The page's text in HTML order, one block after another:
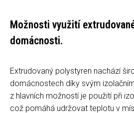
Možnosti využití
domácnosti.
Extrudovaný polystyren nachází
domácnostech díky svým
z hlavních možností je použití při
což pomáhá udržovat teplotu v